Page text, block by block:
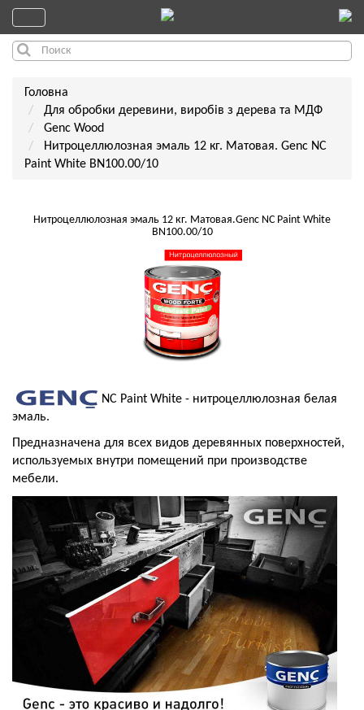
Головна
Для обробки деревини, виробів з дерева та МДФ
Genc Wood
Нитроцеллюлозная эмаль 12 кг. Матовая. Genc NC
Paint White BN100.00/10
Нитроцеллюлозная эмаль 12 кг. Матовая.Genc NC Paint White
BN100.00/10
NC Paint White - нитроцеллюлозная белая
эмаль.
Предназначена для всех видов деревянных поверхностей,
используемых внутри помещений при производстве
мебели.